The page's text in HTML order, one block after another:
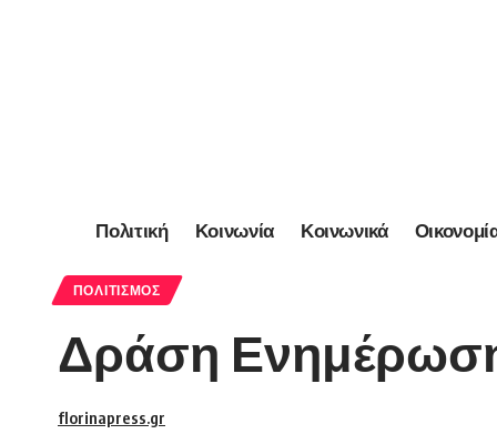
Πολιτική Κοινωνία Κοινωνικά
ΠΟΛΙΤΙΣΜΌΣ
Δράση
florinapress.gr